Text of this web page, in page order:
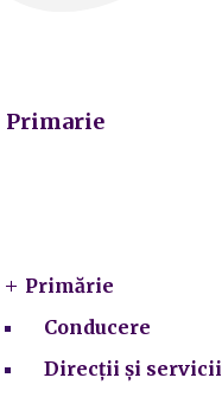
Primarie
Primărie
Conducere
Direcții și servicii